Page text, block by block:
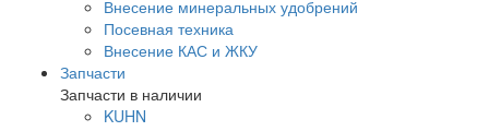
Внесение минеральных удобрений
Посевная техника
Внесение КАС и ЖКУ
Запчасти
Запчасти в наличии
KUHN